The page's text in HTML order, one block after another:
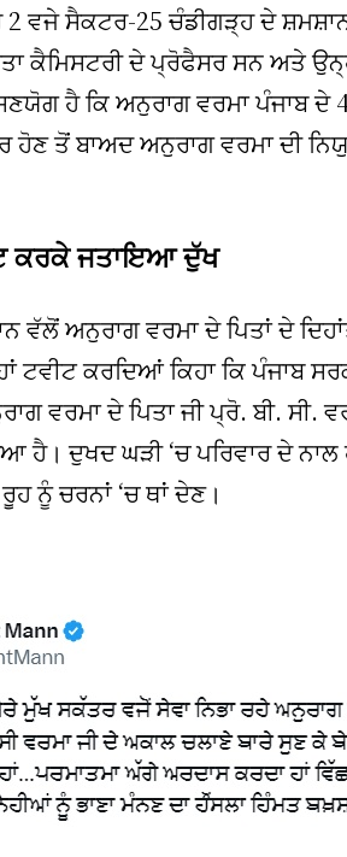
ਵਜੇ ਸੈਕਟਰ-25 ਚੰਡੀਗੜ੍ਹ ਦੇ
ਕੈਮਿਸਟਰੀ ਦੇ ਪ੍ਰੋਫੈਸਰ ਸਨ ਅਤੇ
ਹੈ ਕਿ ਅਨੁਰਾਗ ਵਰਮਾ ਪੰਜਾਬ ਦੇ
ਹੋਣ ਤੋਂ ਬਾਅਦ ਅਨੁਰਾਗ ਵਰਮਾ ਦੀ
ਕਰਕੇ ਜਤਾਇਆ ਦੁੱਖ
ਵੱਲੋਂ ਅਨੁਰਾਗ ਵਰਮਾ ਦੇ ਪਿਤਾਂ ਦੇ
ਟਵੀਟ ਕਰਦਿਆਂ ਕਿਹਾ ਕਿ ਪੰਜਾਬ
ਵਰਮਾ ਦੇ ਪਿਤਾ ਜੀ ਪ੍ਰੋ. ਬੀ. ਸੀ.
ਦੁਖਦ ਘੜੀ ‘ਚ ਪਰਿਵਾਰ ਦੇ ਨਾਲ
ਨੂੰ ਚਰਨਾਂ ‘ਚ ਥਾਂ ਦੇਣ।